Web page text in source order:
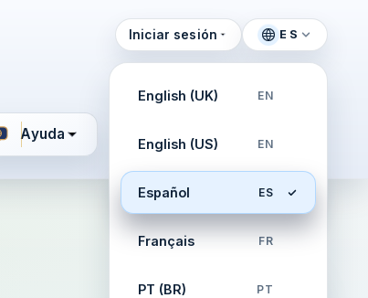
Iniciar sesión ES
English (UK) EN
English (US) EN
Español ES
Français FR
PT (BR) PT
Ayuda